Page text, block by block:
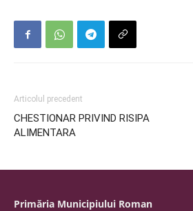
Articolul precedent
CHESTIONAR PRIVIND RISIPA
ALIMENTARA
Primăria Municipiului Roman